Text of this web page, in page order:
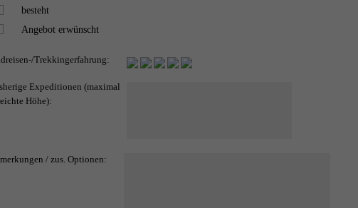
besteht
Angebot erwünscht
Trekkingerfahrung:
Expeditionen (maximal
Höhe):
/ zus. Optionen: